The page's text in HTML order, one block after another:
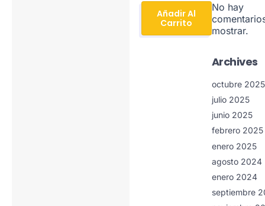
Añadir Al
Carrito
No hay
mostrar.
Archives
octubre 2025
julio 2025
junio 2025
febrero 2025
enero 2025
agosto 2024
enero 2024
septiembre